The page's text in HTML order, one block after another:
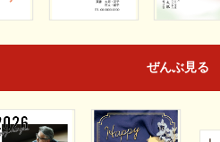
ぜんぶ見る